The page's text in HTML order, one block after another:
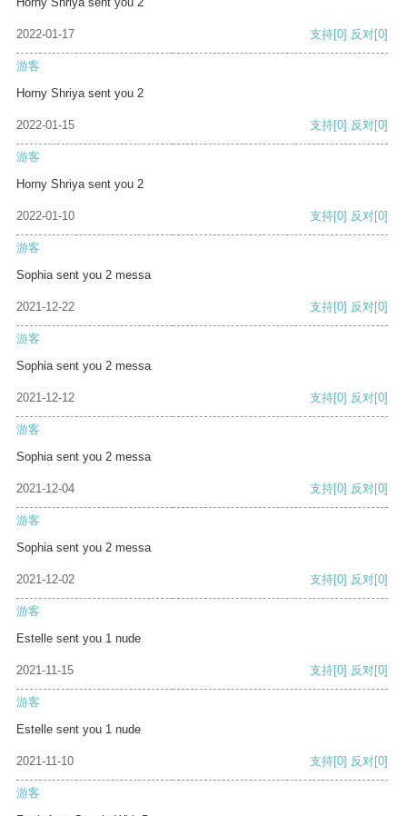
2022-01-17 支持[0] 反对[0]
游客
Horny Shriya sent you 2
2022-01-15 支持[0] 反对[0]
游客
Horny Shriya sent you 2
2022-01-10 支持[0] 反对[0]
游客
Sophia sent you 2 messa
2021-12-22 支持[0] 反对[0]
游客
Sophia sent you 2 messa
2021-12-12 支持[0] 反对[0]
游客
Sophia sent you 2 messa
2021-12-04 支持[0] 反对[0]
游客
Sophia sent you 2 messa
2021-12-02 支持[0] 反对[0]
游客
Estelle sent you 1 nude
2021-11-15 支持[0] 反对[0]
游客
Estelle sent you 1 nude
2021-11-10 支持[0] 反对[0]
游客